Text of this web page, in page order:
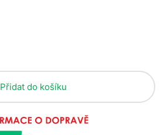
Přidat do košíku